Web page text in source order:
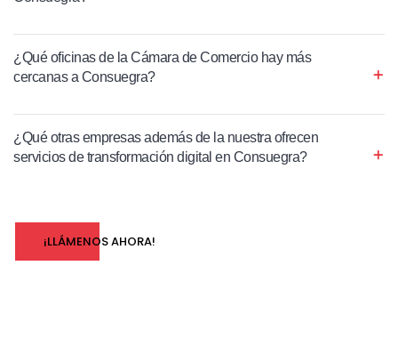
¿Qué oficinas de la Cámara de Comercio hay más
cercanas a Consuegra?
¿Qué otras empresas además de la nuestra ofrecen
servicios de transformación digital en Consuegra?
¡LLÁMENOS AHORA!